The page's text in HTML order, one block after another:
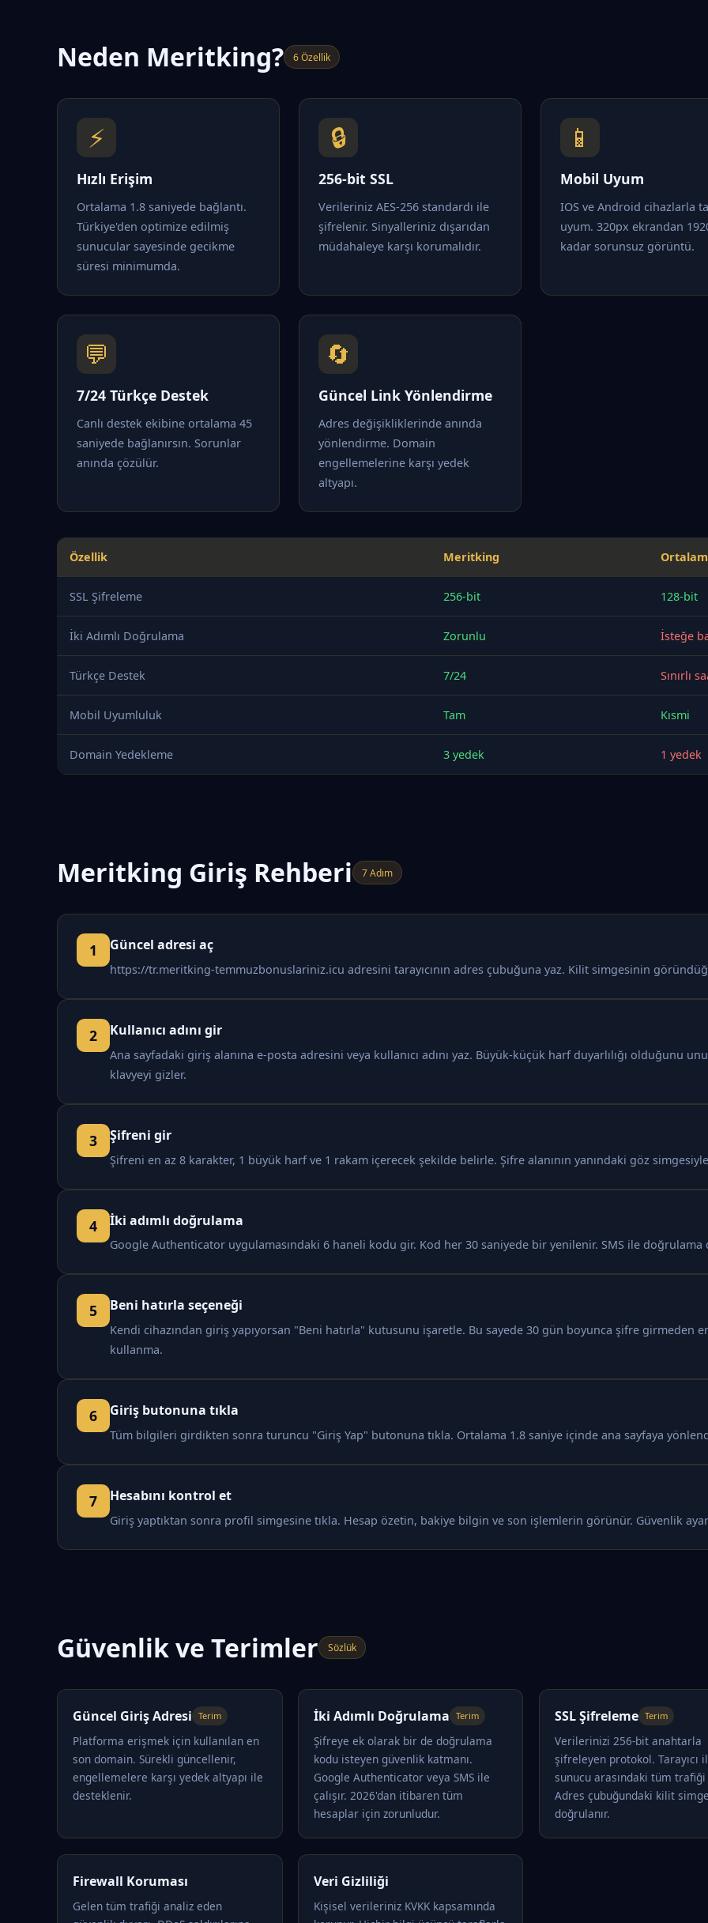
Neden Meritking? 6 Özellik
⚡
Hızlı Erişim
Ortalama 1.8 saniyede bağlantı.
Türkiye'den optimize edilmiş
sunucular sayesinde gecikme
süresi minimumda.
🔒
256-bit SSL
Verileriniz AES-256 standardı ile
şifrelenir. Sinyalleriniz dışarıdan
müdahaleye karşı korumalıdır.
📱
Mobil Uyum
IOS ve Android cihazlarla
uyum. 320px ekrandan
kadar sorunsuz görüntü.
💬
7/24 Türkçe Destek
Canlı destek ekibine ortalama 45
saniyede bağlanırsın. Sorunlar
anında çözülür.
🔄
Güncel Link Yönlendirme
Adres değişikliklerinde anında
yönlendirme. Domain
engellemelerine karşı yedek
altyapı.
Özellik Meritking
SSL Şifreleme 256-bit 128-bit
İki Adımlı Doğrulama Zorunlu İsteğe
Türkçe Destek 7/24 Sınırlı
Mobil Uyumluluk Tam Kısmi
Domain Yedekleme 3 yedek 1 yedek
Meritking Giriş Rehberi 7 Adım
Güncel adresi aç
https://tr.meritking-temmuzbonuslariniz.icu adresini tarayıcının adres çubuğuna yaz. Kilit simgesinin
Kullanıcı adını gir
Ana sayfadaki giriş alanına e-posta adresini veya kullanıcı adını yaz. Büyük-küçük harf duyarlılığı olduğunu
klavyeyi gizler.
Şifreni gir
Şifreni en az 8 karakter, 1 büyük harf ve 1 rakam içerecek şekilde belirle. Şifre alanının yanındaki göz
İki adımlı doğrulama
Google Authenticator uygulamasındaki 6 haneli kodu gir. Kod her 30 saniyede bir yenilenir. SMS ile
Beni hatırla seçeneği
Kendi cihazından giriş yapıyorsan "Beni hatırla" kutusunu işaretle. Bu sayede 30 gün boyunca şifre girmeden
kullanma.
Giriş butonuna tıkla
Tüm bilgileri girdikten sonra turuncu "Giriş Yap" butonuna tıkla. Ortalama 1.8 saniye içinde ana sayfaya
Hesabını kontrol et
Giriş yaptıktan sonra profil simgesine tıkla. Hesap özetin, bakiye bilgin ve son işlemlerin görünür. Güvenlik
Güvenlik ve Terimler Sözlük
Güncel Giriş Adresi Terim
Platforma erişmek için kullanılan en
son domain. Sürekli güncellenir,
engellemelere karşı yedek altyapı ile
desteklenir.
İki Adımlı Doğrulama Terim
Şifreye ek olarak bir de doğrulama
kodu isteyen güvenlik katmanı.
Google Authenticator veya SMS ile
çalışır. 2026'dan itibaren tüm
hesaplar için zorunludur.
SSL Şifreleme Terim
Verilerinizi 256-bit anahtarla
şifreleyen protokol. Tarayıcı
sunucu arasındaki tüm trafiği
Adres çubuğundaki kilit
doğrulanır.
Firewall Koruması
Gelen tüm trafiği analiz eden
Veri Gizliliği
Kişisel verileriniz KVKK kapsamında